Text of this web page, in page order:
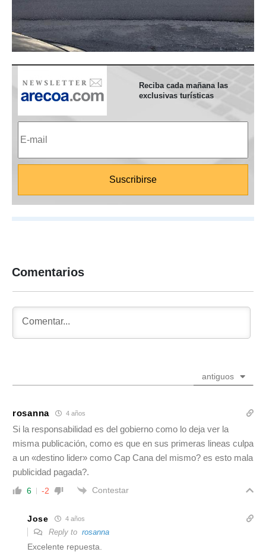
Reciba cada mañana las
exclusivas turísticas
Comentarios
antiguos
rosanna 4 años
Si la responsabilidad es del gobierno como lo deja ver la
misma publicación, como es que en sus primeras lineas culpa
a un «destino lider» como Cap Cana del mismo? es esto mala
publicidad pagada?.
6 -2 Contestar
Jose 4 años
Reply to rosanna
Excelente repuesta.